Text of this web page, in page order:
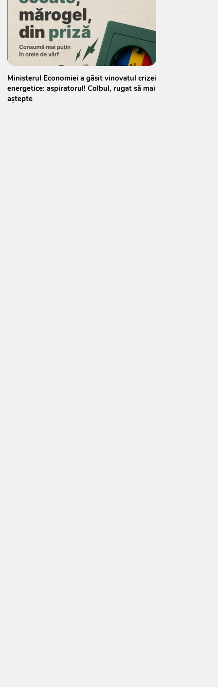
Ministerul Economiei a găsit vinovatul crizei
energetice: aspiratorul! Colbul, rugat să mai
aștepte